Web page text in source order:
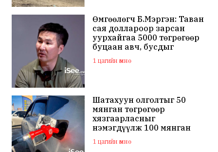
Өмгөөлөгч Б.Мэргэн: Таван
сая доллароор зарсан
уурхайгаа 5000 төгрөгөөр
буцаан авч, бусдыг
залилсан Ө.Ганзоригийн
өмгөөлөгч ёс зүйгүйгээр
1 цагийн өмнө
Шатахуун олголтыг 50
мянган төгрөгөөр
хязгаарласныг
нэмэгдүүлж 100 мянган
төгрөгт хүргэхээр судалж
байна
1 цагийн өмнө